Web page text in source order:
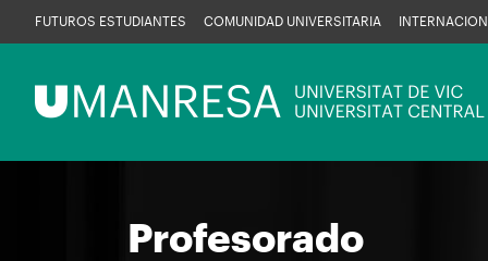
Pasar
al
Menú
UManresa
FUTUROS ESTUDIANTES COMUNIDAD UNIVERSITARIA
Profesorado